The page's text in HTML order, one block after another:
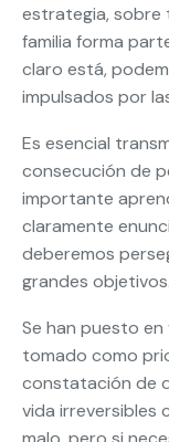
estrategia, sobre
familia forma
claro está,
impulsados por
Es esencial
consecución de
importante
claramente
deberemos
grandes objetivos.
Se han puesto
tomado como
constatación de
vida irreversibles